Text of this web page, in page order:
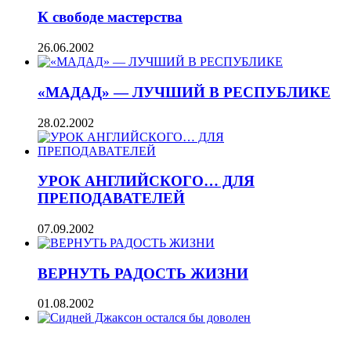
К свободе мастерства
26.06.2002
«МАДАД» — ЛУЧШИЙ В РЕСПУБЛИКЕ
28.02.2002
УРОК АНГЛИЙСКОГО… ДЛЯ
ПРЕПОДАВАТЕЛЕЙ
07.09.2002
ВЕРНУТЬ РАДОСТЬ ЖИЗНИ
01.08.2002